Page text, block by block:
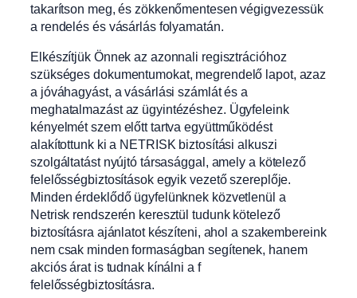
takarítson meg, és zökkenőmentesen végigvezessük
a rendelés és vásárlás folyamatán.
Elkészítjük Önnek az azonnali regisztrációhoz
szükséges dokumentumokat, megrendelő lapot, azaz
a jóváhagyást, a vásárlási számlát és a
meghatalmazást az ügyintézéshez. Ügyfeleink
kényelmét szem előtt tartva együttműködést
alakítottunk ki a NETRISK biztosítási alkuszi
szolgáltatást nyújtó társasággal, amely a kötelező
felelősségbiztosítások egyik vezető szereplője.
Minden érdeklődő ügyfelünknek közvetlenül a
Netrisk rendszerén keresztül tudunk kötelező
biztosításra ajánlatot készíteni, ahol a szakembereink
nem csak minden formaságban segítenek, hanem
akciós árat is tudnak kínálni a f
felelősségbiztosításra.